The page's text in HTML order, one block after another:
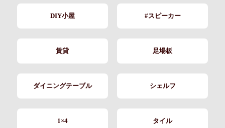
DIY小屋 #スピーカー
賃貸 足場板
ダイニングテーブル シェルフ
1×4 タイル